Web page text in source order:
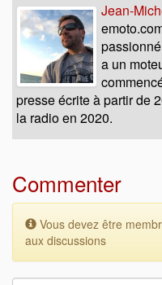
Jean-
a un
presse écrite à partir de
la radio en 2020.
Commenter
Vous devez être
aux discussions